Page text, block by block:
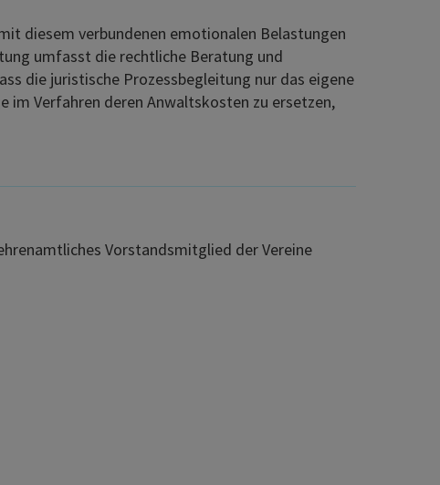
diesem verbundenen emotionalen Belastungen
umfasst die rechtliche Beratung und
die juristische Prozessbegleitung nur das eigene
im Verfahren deren Anwaltskosten zu ersetzen,
Vorstandsmitglied der Vereine